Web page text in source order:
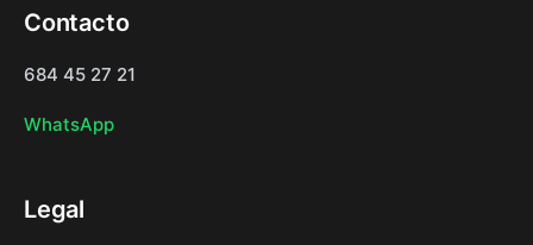
Contacto
684 45 27 21
WhatsApp
Legal